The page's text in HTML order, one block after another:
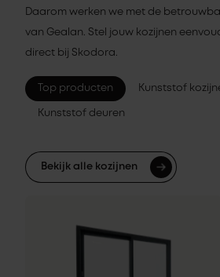
Daarom werken we met de
van Gealan. Stel jouw kozijnen
direct bij Skodora.
Top producten Kunststof
Kunststof deuren
Bekijk alle kozijnen